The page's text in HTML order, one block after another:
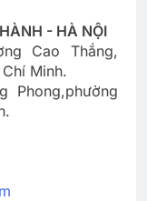
- HÀ NỘI
Cao Thắng,
Minh.
Phong,phường